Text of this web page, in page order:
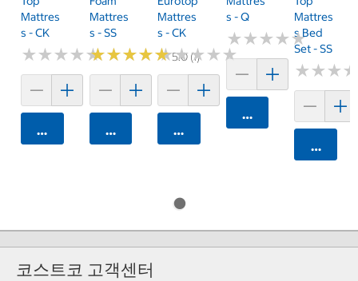
Mattres
S - CK
★★★★★
★★★★★
카트에 담기
Mattres
S - SS
★★★★★
★★★★★5.0 (1)
카트에 담기
Mattres
S - CK
★★★★★
★★★★★
카트에 담기
S - Q
★★★★★
★★★★★
카트에 담기
Mattres
S Bed
Set - SS
★★★
★★★
카트에
코스트코 고객센터